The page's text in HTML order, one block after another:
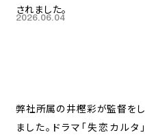
されました。
2026.06.04
弊社所属の井樫彩が監督をし
ました。ドラマ「失恋カルタ」